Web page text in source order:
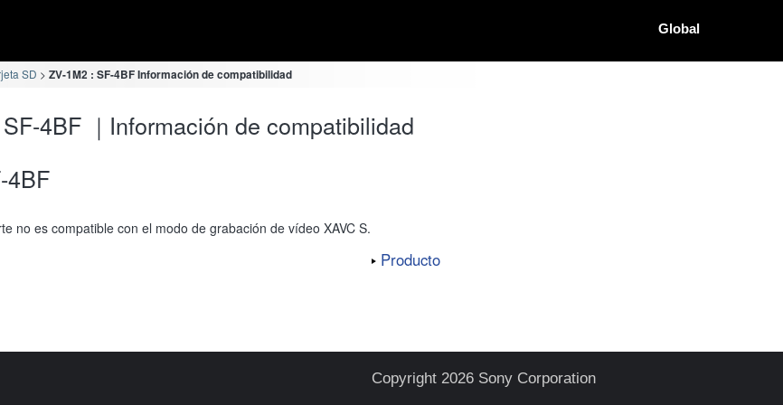
Global
SD ZV-1M2 : SF-4BF Información de compatibilidad
4BF ｜Información de compatibilidad
4BF
no es compatible con el modo de grabación de vídeo XAVC S.
Producto
Copyright 2026 Sony Corporation